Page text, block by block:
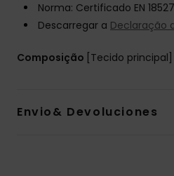
Norma: Certificado EN
Descarregar a Declaração
Composição [Tecido
Envio& Devoluciones